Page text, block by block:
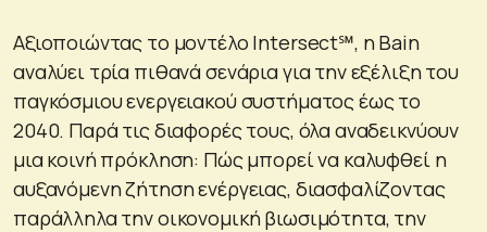
Αξιοποιώντας το μοντέλο Intersect℠, η Bain
αναλύει τρία πιθανά σενάρια για την εξέλιξη του
παγκόσμιου ενεργειακού συστήματος έως το
2040. Παρά τις διαφορές τους, όλα αναδεικνύουν
μια κοινή πρόκληση: Πώς μπορεί να καλυφθεί η
αυξανόμενη ζήτηση ενέργειας, διασφαλίζοντας
παράλληλα την οικονομική βιωσιμότητα, την